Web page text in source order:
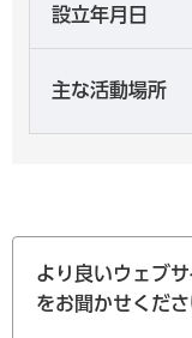
設立年月日
主な活動場所
より良いウェブ
をお聞かせくださ